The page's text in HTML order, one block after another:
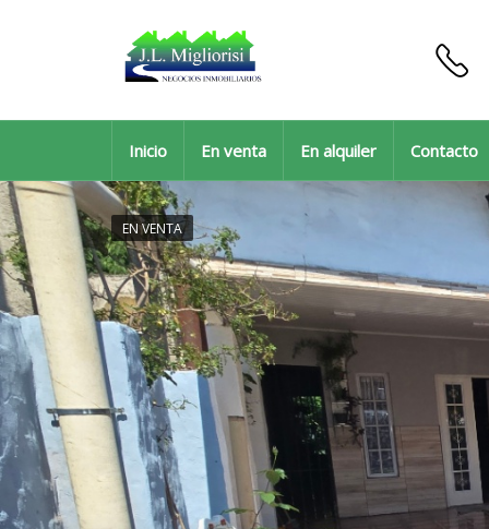
Inicio En venta En alquiler Contacto
EN VENTA